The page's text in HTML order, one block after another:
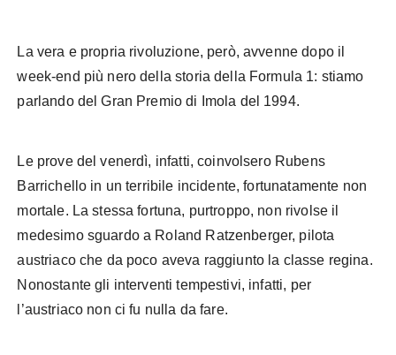
La vera e propria rivoluzione, però, avvenne dopo il
week-end più nero della storia della Formula 1: stiamo
parlando del Gran Premio di Imola del 1994.
Le prove del venerdì, infatti, coinvolsero Rubens
Barrichello in un terribile incidente, fortunatamente non
mortale. La stessa fortuna, purtroppo, non rivolse il
medesimo sguardo a Roland Ratzenberger, pilota
austriaco che da poco aveva raggiunto la classe regina.
Nonostante gli interventi tempestivi, infatti, per
l’austriaco non ci fu nulla da fare.